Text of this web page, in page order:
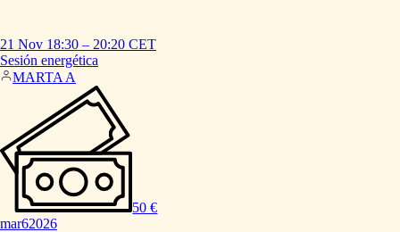
21 Nov 18:30 – 20:20 CET
Sesión energética
MARTA A
50 €
mar62026